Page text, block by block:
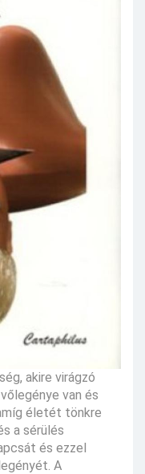
akire virágzó
van és
életét tönkre
a sérülés
és ezzel
A